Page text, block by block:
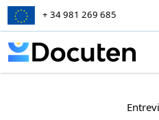
+ 34 981 269 685
Skip to content